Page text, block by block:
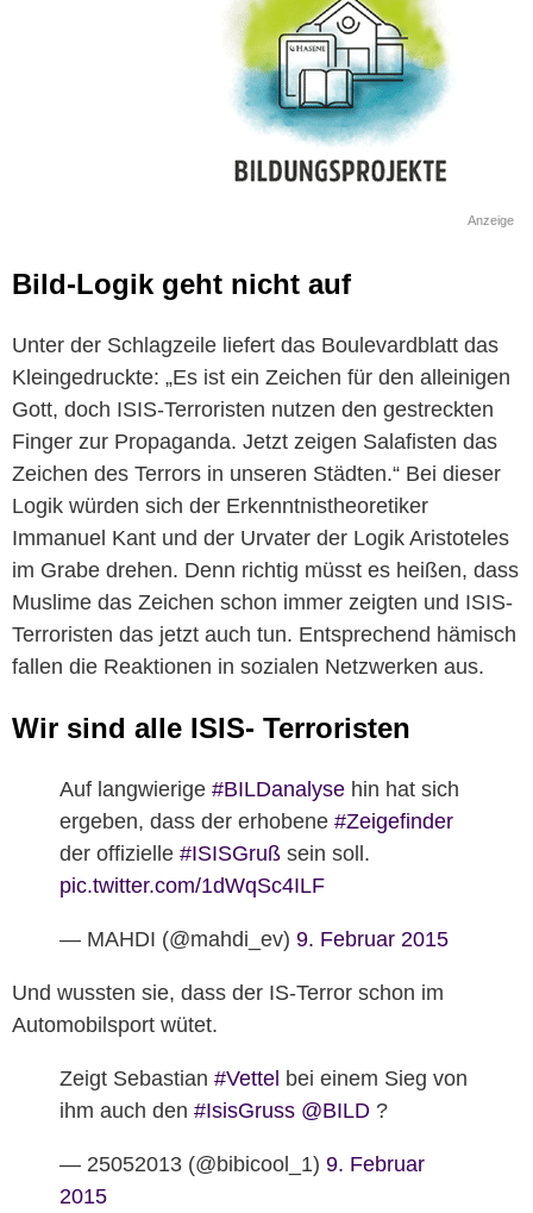
Anzeige
Bild-Logik geht nicht auf
Unter der Schlagzeile liefert das Boulevardblatt das
Kleingedruckte: „Es ist ein Zeichen für den alleinigen
Gott, doch ISIS-Terroristen nutzen den gestreckten
Finger zur Propaganda. Jetzt zeigen Salafisten das
Zeichen des Terrors in unseren Städten.“ Bei dieser
Logik würden sich der Erkenntnistheoretiker
Immanuel Kant und der Urvater der Logik Aristoteles
im Grabe drehen. Denn richtig müsst es heißen, dass
Muslime das Zeichen schon immer zeigten und ISIS-
Terroristen das jetzt auch tun. Entsprechend hämisch
fallen die Reaktionen in sozialen Netzwerken aus.
Wir sind alle ISIS- Terroristen
Auf langwierige #BILDanalyse hin hat sich
ergeben, dass der erhobene #Zeigefinder
der offizielle #ISISGruß sein soll.
pic.twitter.com/1dWqSc4ILF
— MAHDI (@mahdi_ev) 9. Februar 2015
Und wussten sie, dass der IS-Terror schon im
Automobilsport wütet.
Zeigt Sebastian #Vettel bei einem Sieg von
ihm auch den #IsisGruss @BILD ?
— 25052013 (@bibicool_1) 9. Februar
2015